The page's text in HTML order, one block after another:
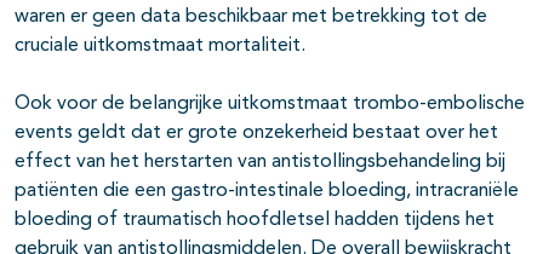
waren er geen data beschikbaar met betrekking tot de
cruciale uitkomstmaat mortaliteit.
Ook voor de belangrijke uitkomstmaat trombo-embolische
events geldt dat er grote onzekerheid bestaat over het
effect van het herstarten van antistollingsbehandeling bij
patiënten die een gastro-intestinale bloeding, intracraniële
bloeding of traumatisch hoofdletsel hadden tijdens het
gebruik van antistollingsmiddelen. De overall bewijskracht